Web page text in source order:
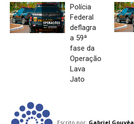
Polícia
Federal
deflagra
a 59ª
fase da
Operação
Lava
Jato
Escrito por: Gabriel Gouvêa